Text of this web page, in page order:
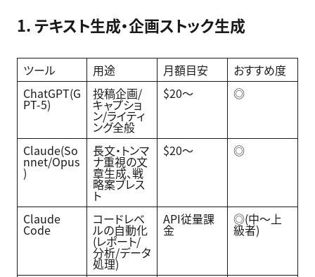
1. テキスト生成・企画ストック生成
ツール 用途 月額目安
おすすめ度
ChatGPT(G
PT-5)
投稿企画/
キャプショ
ン/ライティ
ング全般
$20〜 ◎
Claude(So
nnet/Opus
)
長文・トンマ
ナ重視の文
章生成、戦
略案ブレス
ト
$20〜 ◎
Claude
Code
コードレベ
ルの自動化
(レポート/
分析/データ
処理)
API従量課
金
◎(中〜上
級者)